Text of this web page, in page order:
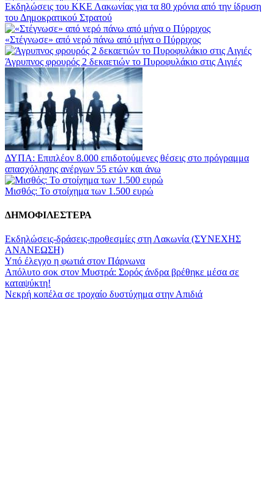
Εκδηλώσεις του ΚΚΕ Λακωνίας για τα 80 χρόνια από την ίδρυση
του Δημοκρατικού Στρατού
«Στέγνωσε» από νερό πάνω από μήνα ο Πύρριχος
Άγρυπνος φρουρός 2 δεκαετιών το Πυροφυλάκιο στις Αιγιές
ΔΥΠΑ: Επιπλέον 8.000 επιδοτούμενες θέσεις στο πρόγραμμα
απασχόλησης ανέργων 55 ετών και άνω
Μισθός: Το στοίχημα των 1.500 ευρώ
ΔΗΜΟΦΙΛΕΣΤΕΡΑ
Εκδηλώσεις-δράσεις-προθεσμίες στη Λακωνία (ΣΥΝΕΧΗΣ
ΑΝΑΝΕΩΣΗ)
Υπό έλεγχο η φωτιά στον Πάρνωνα
Απόλυτο σοκ στον Μυστρά: Σορός άνδρα βρέθηκε μέσα σε
καταψύκτη!
Νεκρή κοπέλα σε τροχαίο δυστύχημα στην Απιδιά